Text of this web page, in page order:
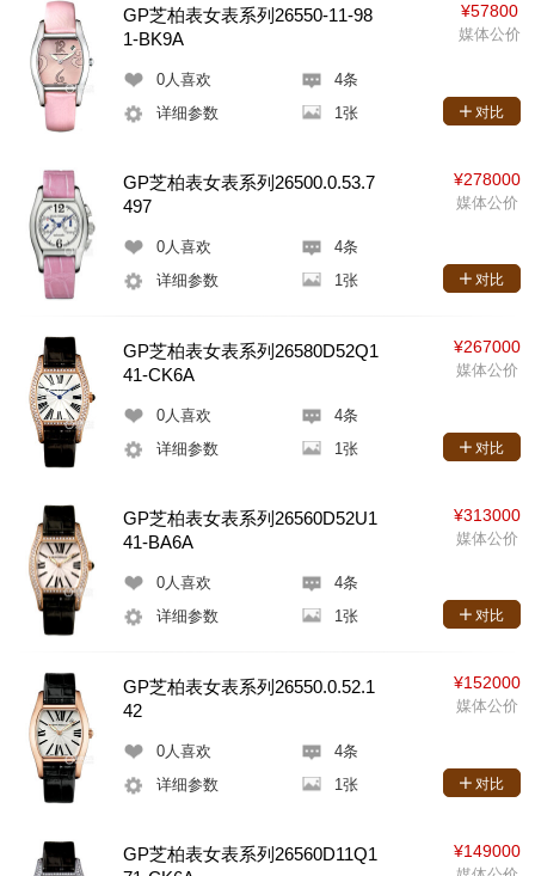
GP芝柏表女表系列26550-11-98
1-BK9A
0人喜欢
4条
详细参数
1张
¥57800
媒体公价
对比
GP芝柏表女表系列26500.0.53.7
497
0人喜欢
4条
详细参数
1张
¥278000
媒体公价
对比
GP芝柏表女表系列26580D52Q1
41-CK6A
0人喜欢
4条
详细参数
1张
¥267000
媒体公价
对比
GP芝柏表女表系列26560D52U1
41-BA6A
0人喜欢
4条
详细参数
1张
¥313000
媒体公价
对比
GP芝柏表女表系列26550.0.52.1
42
0人喜欢
4条
详细参数
1张
¥152000
媒体公价
对比
GP芝柏表女表系列26560D11Q1
¥149000